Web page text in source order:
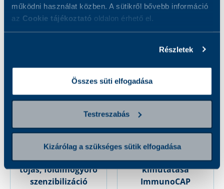
működni használat közben. A sütikről bővebb információ
az Cookie tájékoztató oldalon érhető el.
Részletek
Összes süti elfogadása
Testreszabás
Kizárólag a szükséges sütik elfogadása
13 000 Ft
49 000 Ft
Gyermek panel: tej,
tojás, földimogyoró
szenzibilizáció
Halak szenzibilizáció
kimutatása
ImmunoCAP